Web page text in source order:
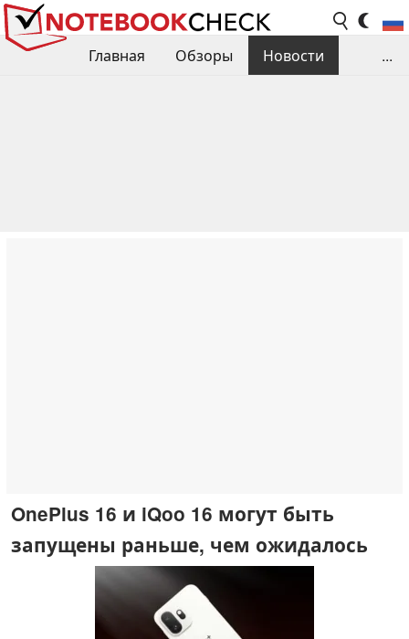
Главная Обзоры
Новости
...
OnePlus 16 и iQoo 16 могут быть
запущены раньше, чем ожидалось